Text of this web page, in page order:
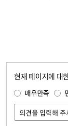
현재 페이지에 대
매우만족